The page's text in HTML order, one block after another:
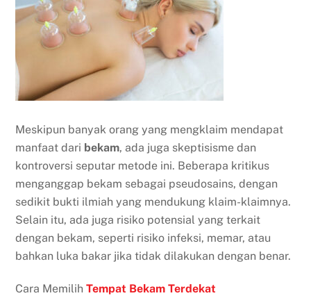
Meskipun banyak orang yang mengklaim mendapat
manfaat dari bekam, ada juga skeptisisme dan
kontroversi seputar metode ini. Beberapa kritikus
menganggap bekam sebagai pseudosains, dengan
sedikit bukti ilmiah yang mendukung klaim-klaimnya.
Selain itu, ada juga risiko potensial yang terkait
dengan bekam, seperti risiko infeksi, memar, atau
bahkan luka bakar jika tidak dilakukan dengan benar.
Cara MemilihTempat Bekam Terdekat